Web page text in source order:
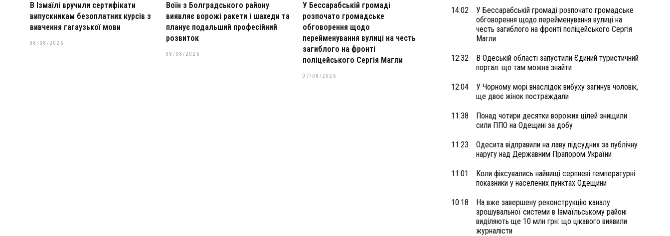
В Ізмаїлі вручили сертифікати
випускникам безоплатних курсів з
вивчення гагаузької мови
08/08/2026
Воїн з Болградського району
виявляє ворожі ракети і шахеди та
планує подальший професійний
розвиток
08/08/2026
У Бессарабській громаді
розпочато громадське
обговорення щодо
перейменування вулиці на честь
загиблого на фронті
поліцейського Сергія Магли
07/08/2026
14:02
У Бессарабській громаді розпочато громадське
обговорення щодо перейменування вулиці на
честь загиблого на фронті поліцейського Сергія
Магли
12:32
В Одеській області запустили Єдиний туристичний
портал: що там можна знайти
12:04
У Чорному морі внаслідок вибуху загинув чоловік,
ще двоє жінок постраждали
11:38
Понад чотири десятки ворожих цілей знищили
сили ППО на Одещині за добу
11:23
Одесита відправили на лаву підсудних за публічну
наругу над Державним Прапором України
11:01
Коли фіксувались найвищі серпневі температурні
показники у населених пунктах Одещини
10:18
На вже завершену реконструкцію каналу
зрошувальної системи в Ізмаїльському районі
виділяють ще 10 млн грн: що цікавого виявили
журналісти